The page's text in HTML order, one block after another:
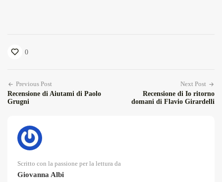
0
Previous Post
Recensione di Aiutami di Paolo
Grugni
Next Post
Recensione di Io ritorno
domani di Flavio Girardelli
Scritto con la passione per la lettura da
Giovanna Albi